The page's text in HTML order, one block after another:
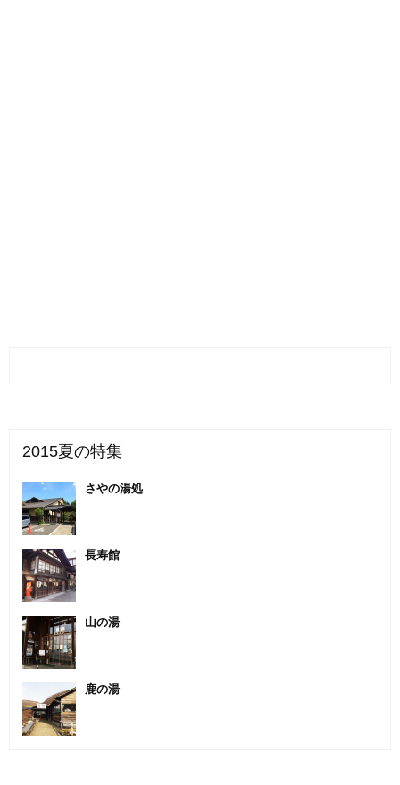
2015夏の特集
さやの湯処
長寿館
山の湯
鹿の湯